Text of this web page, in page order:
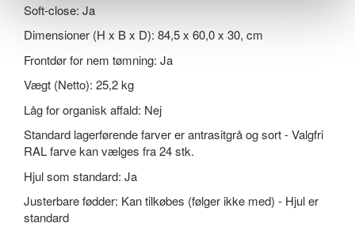
Soft-close: Ja
Dimensioner (H x B x D): 84,5 x 60,0 x 30, cm
Frontdør for nem tømning: Ja
Vægt (Netto): 25,2 kg
Låg for organisk affald: Nej
Standard lagerførende farver er antrasitgrå og sort - Valgfri
RAL farve kan vælges fra 24 stk.
Hjul som standard: Ja
Justerbare fødder: Kan tilkøbes (følger ikke med) - Hjul er
standard